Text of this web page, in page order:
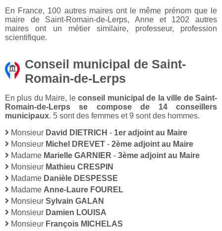
En France, 100 autres maires ont le même prénom que le
maire de Saint-Romain-de-Lerps, Anne et 1202 autres
maires ont un métier similaire, professeur, profession
scientifique.
Conseil municipal de Saint-
Romain-de-Lerps
En plus du Maire, leconseil municipal de la ville de Saint-
Romain-de-Lerps se compose de 14 conseillers
municipaux. 5 sont des femmes et 9 sont des hommes.
Monsieur David DIETRICH - 1er adjoint au Maire
Monsieur Michel DREVET - 2ème adjoint au Maire
Madame Marielle GARNIER - 3ème adjoint au Maire
Monsieur Mathieu CRESPIN
Madame Danièle DESPESSE
Madame Anne-Laure FOUREL
Monsieur Sylvain GALAN
Monsieur Damien LOUISA
Monsieur François MICHELAS